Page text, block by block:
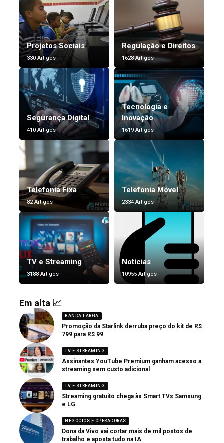
Projetos Sociais
330 Artigos
Regulação e Direitos
1628 Artigos
Segurança Digital
410 Artigos
Tecnologia e
Inovação
1619 Artigos
Telefonia Fixa
82 Artigos
Telefonia Móvel
2334 Artigos
TV e Streaming
3188 Artigos
Notícias
10955 Artigos
Em alta 📈
BANDA LARGA
Promoção da Starlink derruba preço do kit de R$
799 para R$ 99
TV E STREAMING
Assinantes YouTube Premium ganham acesso a
streaming sem custo adicional
TV E STREAMING
Streaming gratuito chega às Smart TVs Samsung
e LG
NEGÓCIOS E OPERADORAS
Dona da Vivo vai cortar mais de mil postos de
trabalho e aposta tudo na IA